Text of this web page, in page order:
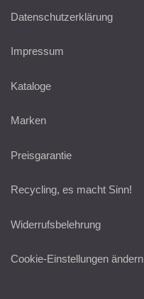
Datenschutzerklärung
Impressum
Kataloge
Marken
Preisgarantie
Recycling, es macht Sinn!
Widerrufsbelehrung
Cookie-Einstellungen ändern